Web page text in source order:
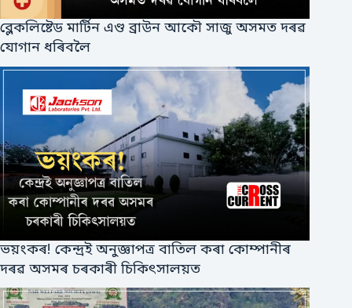
ব্লেকলিষ্টেড মাৰ্টিন এণ্ড ব্ৰাউন আকৌ সাজু অসমত দৰৱ
যোগান ধৰিবলৈ
ভয়ংকৰ! কেন্দ্ৰই অনুজ্ঞাপত্ৰ বাতিল কৰা কোম্পানীৰ
দৰৱ অসমৰ চৰকাৰী চিকিৎসালয়ত